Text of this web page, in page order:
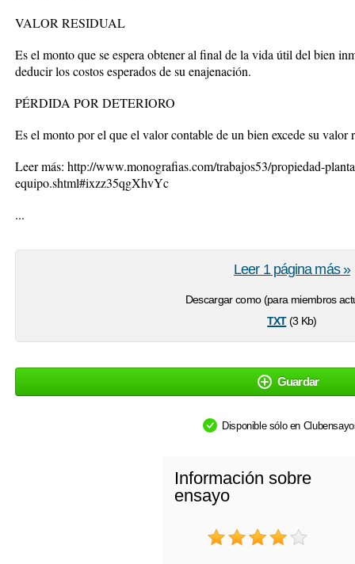
VALOR RESIDUAL
Es el monto que se espera obtener al final de la vida útil del bien
deducir los costos esperados de su enajenación.
PÉRDIDA POR DETERIORO
Es el monto por el que el valor contable de un bien excede su valor
Leer más: http://www.monografias.com/trabajos53/propiedad-
equipo.shtml#ixzz35qgXhvYc
...
Descargar como (para miembros
txt(3 Kb)
Leer 1 página más »
Guardar
Disponible sólo en
Información sobre
ensayo